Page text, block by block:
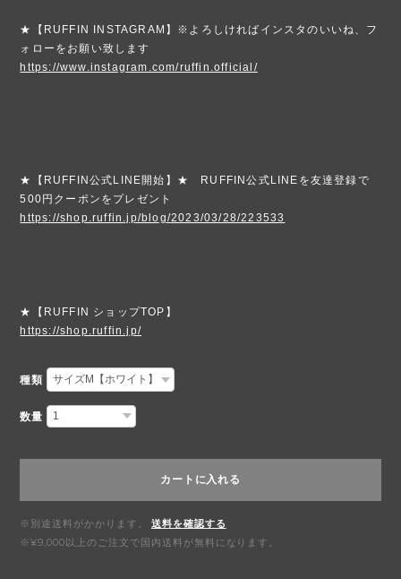
★【RUFFIN INSTAGRAM】※よろしければインスタのいいね、フ
ォローをお願い致します
https://www.instagram.com/ruffin.official/
★【RUFFIN公式LINE開始】★ RUFFIN公式LINEを友達登録で
500円クーポンをプレゼント
https://shop.ruffin.jp/blog/2023/03/28/223533
★【RUFFIN ショップTOP】
https://shop.ruffin.jp/
種類
数量
カートに入れる
※別途送料がかかります。
送料を確認する
※¥9,000以上のご注文で国内送料が無料になります。